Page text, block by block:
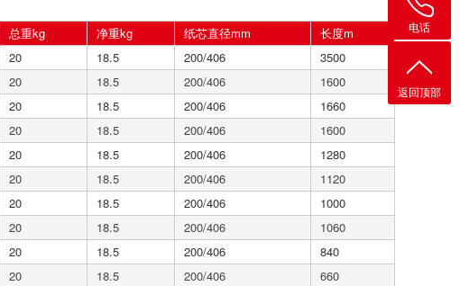
总重kg 净重kg 纸芯直径mm
长度m
20 18.5 200/406
3500
20 18.5 200/406
1600
20 18.5 200/406
1660
20 18.5 200/406
1600
20 18.5 200/406
1280
20 18.5 200/406
1120
20 18.5 200/406
1000
20 18.5 200/406
1060
20 18.5 200/406
840
20 18.5 200/406
660
电话
返回顶部